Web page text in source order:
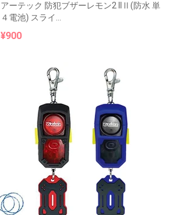
アーテック 防犯ブザーレモン2 IIⅡ(防水 単
４電池) スライ...
¥900